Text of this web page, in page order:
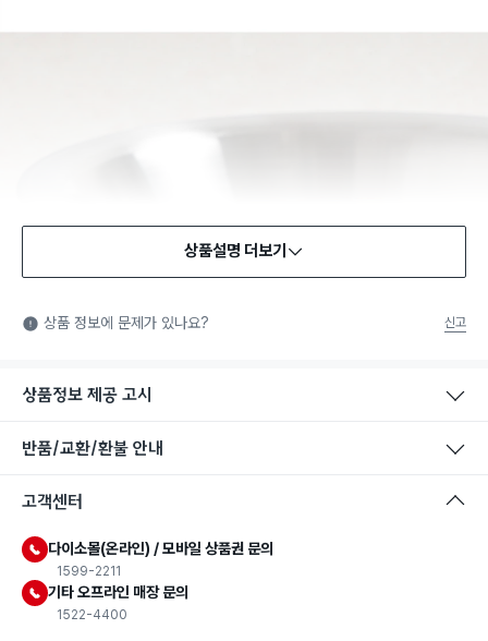
식품용 기구: 식품위생법에서 정한 규격에 따라 제조되어 식품 또
는 식품첨가물에 사용할 수 있는 식품용기구라는 표시입니다.
상품설명 더보기
상품 정보에 문제가 있나요? 신고
상품정보 제공 고시
반품/교환/환불 안내
고객센터
다이소몰(온라인) / 모바일 상품권 문의
1599-2211
기타 오프라인 매장 문의
1522-4400